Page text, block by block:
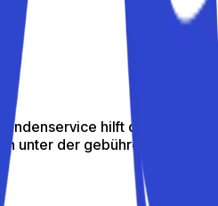
hilft dir gern
unter der gebührenfreien